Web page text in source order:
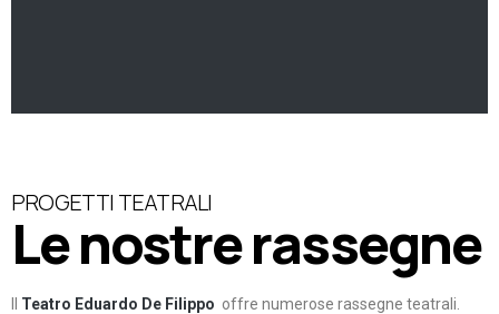
PROGETTI TEATRALI
Le nostre rassegne
Teatro Eduardo De Filippo offre numerose rassegne teatrali.